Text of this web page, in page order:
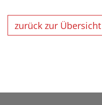
zurück zur Übersicht